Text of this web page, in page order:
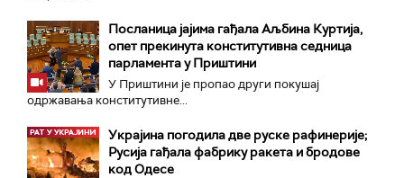
Посланица јајима гађала Аљбина Куртија,
опет прекинута конститутивна седница
парламента у Приштини
У Приштини је пропао други покушај
одржавања конститутивне...
Украјина погодила две руске рафинерије;
Русија гађала фабрику ракета и бродове
код Одесе